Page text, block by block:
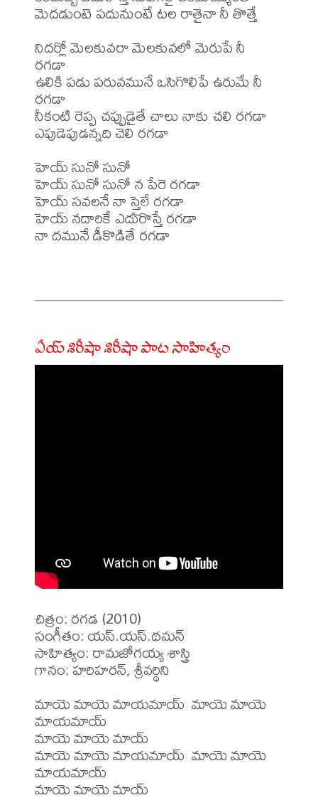
మెదడుంటె పదునుంటే టల రాతైనా నీ తొత్తే
నిదర్లో మెలకువరా మెలకువలో మెరుపే నీ
రగడా
ఉలికి పడు పరువమునే ఒసిగొలిపే ఉరుమే నీ
రగడా
నీకంటి రెప్ప చప్పుడైతే చాలు నాకు చలి రగడా
ఎపుడెపుడన్నది చెలి రగడా
హెయ్ సునో సునో
హెయ్ సునో సునో న పేరె రగడా
హెయ్ సవలనే నా స్తైలే రగడా
హెయ్ నదారికే ఎదురొస్తే రగడా
నా దమునే డీకొడితే రగడా
ఏయ్ శిరీషా శిరీషా పాట సాహిత్యం
చిత్రం: రగడ (2010)
సంగీతం: యస్.యస్.థమన్
సాహిత్యం: రామజోగయ్య శాస్త్రి
గానం: హరిహరన్, శ్రీవర్ధిని
మాయె మాయె మాయమాయ్  మాయె మాయె
మాయమాయ్
మాయె మాయె మాయ్
మాయె మాయె మాయమాయ్  మాయె మాయె
మాయమాయ్
మాయె మాయె మాయ్